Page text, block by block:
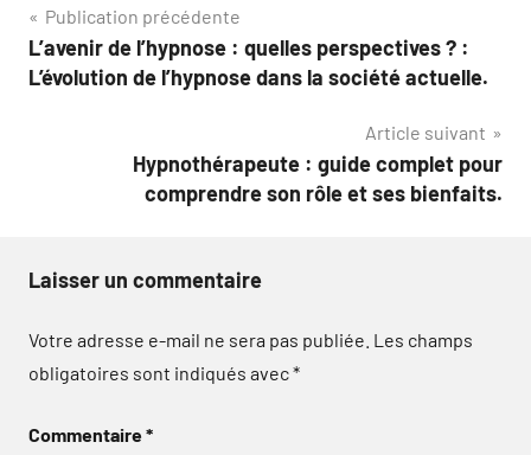
Navigation
de
Publication précédente
L’avenir de l’hypnose : quelles perspectives ? :
L’évolution de l’hypnose dans la société actuelle.
Article suivant
Hypnothérapeute : guide complet pour
comprendre son rôle et ses bienfaits.
Laisser un commentaire
Votre adresse e-mail ne sera pas publiée. Les champs
obligatoires sont indiqués avec*
Commentaire*